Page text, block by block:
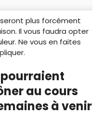
plus forcément
Il vous faudra opter
Ne vous en faites
au cours
à venir